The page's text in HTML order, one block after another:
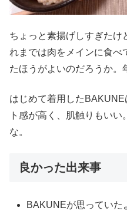
ちょっと素揚げしすぎたけ
れまでは肉をメインに食べ
たほうがよいのだろうか。
はじめて着用した
ト感が高く、肌触りもい
な。
良かった出来事
BAKUNEが思っていた